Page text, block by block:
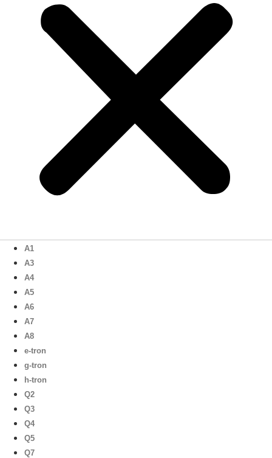
A1
A3
A4
A5
A6
A7
A8
e-tron
g-tron
h-tron
Q2
Q3
Q4
Q5
Q7